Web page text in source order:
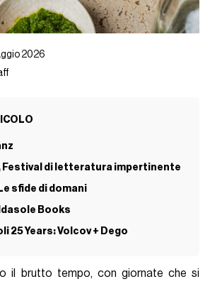
2026
Festival di letteratura impertinente
sfide di domani
Books
25 Years: Volcov + Dego
il brutto tempo, con giornate che si